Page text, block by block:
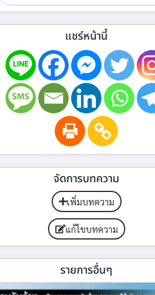
แชร์หน้านี้
จัดการบทความ
เพิ่มบทความ
แก้ไขบทความ
รายการอื่นๆ